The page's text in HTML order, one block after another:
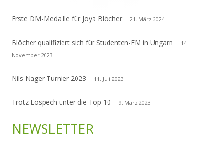
Erste DM-Medaille für Joya Blöcher 21. März 2024
Blöcher qualifiziert sich für Studenten-EM in Ungarn
14.
November 2023
Nils Nager Turnier 2023 11. Juli 2023
Trotz Lospech unter die Top 10 9. März 2023
NEWSLETTER